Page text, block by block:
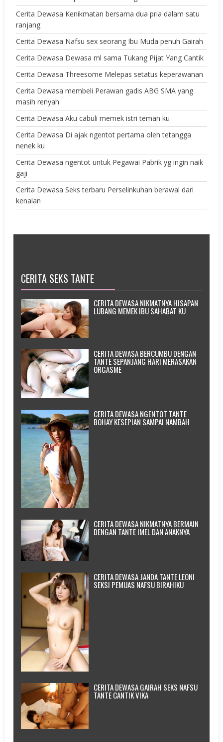
Cerita Dewasa Kenikmatan bersama dua pria dalam satu
ranjang
Cerita Dewasa Nafsu sex seorang Ibu Muda penuh Gairah
Cerita Dewasa Dewasa ml sama Tukang Pijat Yang Cantik
Cerita Dewasa Threesome Melepas setatus keperawanan
Cerita Dewasa membeli Perawan gadis ABG SMA yang
masih renyah
Cerita Dewasa Aku cabuli memek istri teman ku
Cerita Dewasa Di ajak ngentot pertama oleh tetangga
nenek ku
Cerita Dewasa ngentot untuk Pegawai Pabrik yg ingin naik
gaji
Cerita Dewasa Seks terbaru Perselinkuhan berawal dari
kenalan
CERITA SEKS TANTE
CERITA DEWASA NIKMATNYA HISAPAN
LUBANG MEMEK IBU SAHABAT KU
CERITA DEWASA BERCUMBU DENGAN
TANTE SEPANJANG HARI MERASAKAN
ORGASME
CERITA DEWASA NGENTOT TANTE
BOHAY KESEPIAN SAMPAI NAMBAH
CERITA DEWASA NIKMATNYA BERMAIN
DENGAN TANTE IMEL DAN ANAKNYA
CERITA DEWASA JANDA TANTE LEONI
SEKSI PEMUAS NAFSU BIRAHIKU
CERITA DEWASA GAIRAH SEKS NAFSU
TANTE CANTIK VIKA